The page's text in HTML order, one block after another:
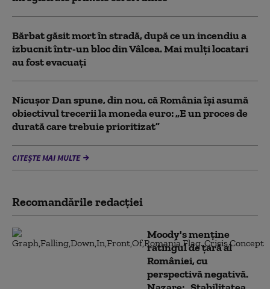
Bărbat găsit mort în stradă, după ce un incendiu a
izbucnit într-un bloc din Vâlcea. Mai mulți locatari
au fost evacuați
Nicușor Dan spune, din nou, că România își asumă
obiectivul trecerii la moneda euro: „E un proces de
durată care trebuie prioritizat”
CITEȘTE MAI MULTE
Recomandările redacţiei
Moody's menține
ratingul de țară al
României, cu
perspectivă negativă.